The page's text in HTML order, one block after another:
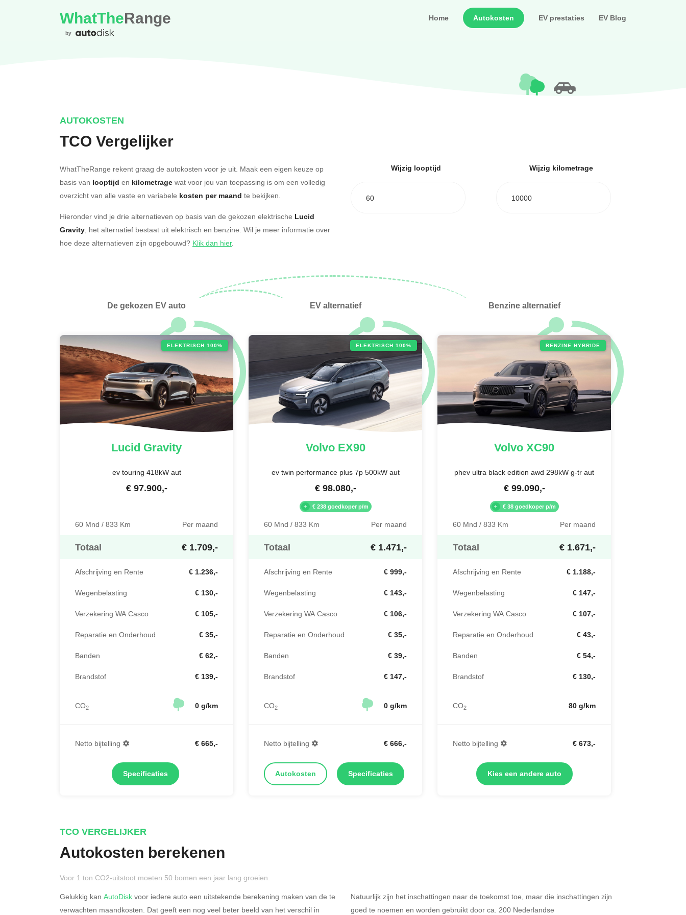
WhatTheRange
by
Home Autokosten EV prestaties EV Blog
AUTOKOSTEN
TCO Vergelijker
WhatTheRange rekent graag de autokosten voor je uit. Maak een eigen keuze op
basis van looptijd en kilometrage wat voor jou van toepassing is om een volledig
overzicht van alle vaste en variabele kosten per maand te bekijken.
Hieronder vind je drie alternatieven op basis van de gekozen elektrische Lucid
Gravity, het alternatief bestaat uit elektrisch en benzine. Wil je meer informatie over
hoe deze alternatieven zijn opgebouwd? Klik dan hier.
Wijzig looptijd
60
Wijzig kilometrage
10000
De gekozen EV auto
ELEKTRISCH 100%
Lucid Gravity
ev touring 418kW aut
€ 97.900,-
60 Mnd / 833 Km Per maand
Totaal € 1.709,-
Afschrijving en Rente € 1.236,-
Wegenbelasting € 130,-
Verzekering WA Casco € 105,-
Reparatie en Onderhoud € 35,-
Banden € 62,-
Brandstof € 139,-
CO2 0 g/km
Netto bijtelling € 665,-
Specificaties
EV alternatief
ELEKTRISCH 100%
VolvoEX90
ev twin performance plus 7p 500kW aut
€ 98.080,-
€ 238 goedkoper p/m
60 Mnd / 833 Km Per maand
Totaal € 1.471,-
Afschrijving en Rente € 999,-
Wegenbelasting € 143,-
Verzekering WA Casco € 106,-
Reparatie en Onderhoud € 35,-
Banden € 39,-
Brandstof € 147,-
CO2 0 g/km
Netto bijtelling € 666,-
Autokosten Specificaties
Benzine alternatief
BENZINE HYBRIDE
VolvoXC90
phev ultra black edition awd 298kW g-tr aut
€ 99.090,-
€ 38 goedkoper p/m
60 Mnd / 833 Km Per maand
Totaal € 1.671,-
Afschrijving en Rente € 1.188,-
Wegenbelasting € 147,-
Verzekering WA Casco € 107,-
Reparatie en Onderhoud € 43,-
Banden € 54,-
Brandstof € 130,-
CO2 80 g/km
Netto bijtelling € 673,-
Kies een andere auto
Merken op basis van segment
TCO VERGELIJKER
Autokosten berekenen
Voor 1 ton CO2-uitstoot moeten 50 bomen een jaar lang groeien.
Gelukkig kan AutoDisk voor iedere auto een uitstekende berekening maken van de te
verwachten maandkosten. Dat geeft een nog veel beter beeld van het verschil in
Natuurlijk zijn het inschattingen naar de toekomst toe, maar die inschattingen zijn
goed te noemen en worden gebruikt door ca. 200 Nederlandse